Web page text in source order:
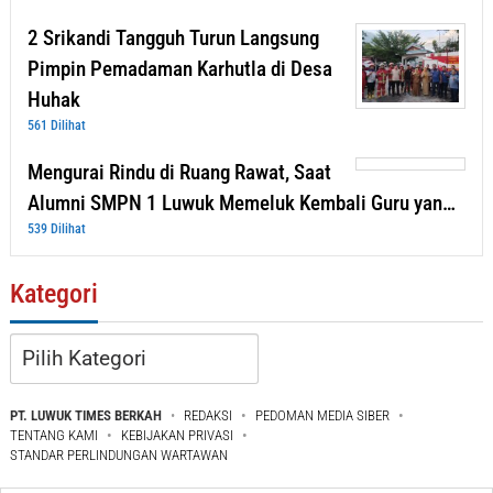
2 Srikandi Tangguh Turun Langsung
Pimpin Pemadaman Karhutla di Desa
Huhak
561 Dilihat
Mengurai Rindu di Ruang Rawat, Saat
Alumni SMPN 1 Luwuk Memeluk Kembali Guru yan…
539 Dilihat
Kategori
Kategori
PT. LUWUK TIMES BERKAH REDAKSI
PEDOMAN MEDIA SIBER
TENTANG KAMI
KEBIJAKAN PRIVASI
STANDAR PERLINDUNGAN WARTAWAN